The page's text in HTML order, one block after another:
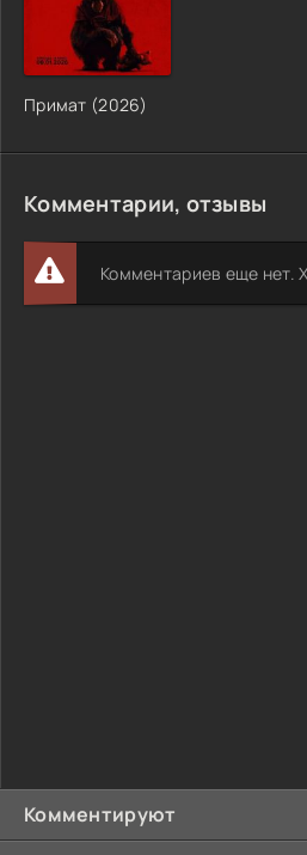
Комментируют
Примат (2026)
Комментарии, отзывы
Комментариев еще нет.